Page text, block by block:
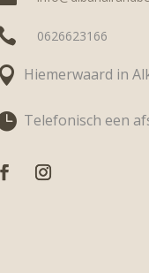
0626623166
Hiemerwaard in
Telefonisch een